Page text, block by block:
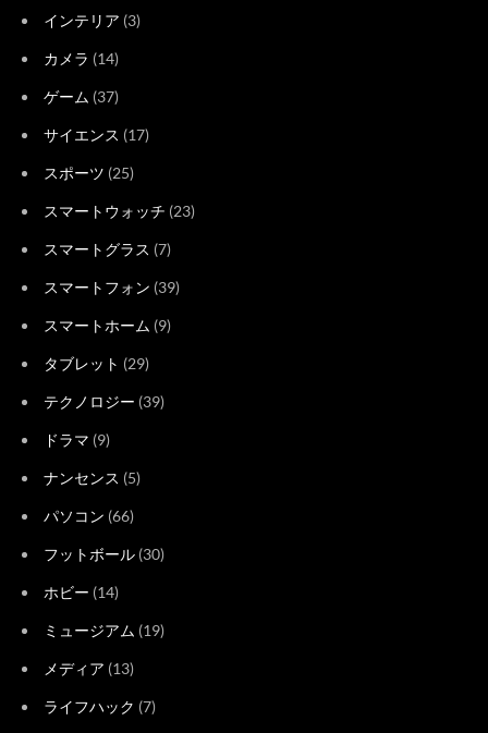
インテリア (3)
カメラ (14)
ゲーム (37)
サイエンス (17)
スポーツ (25)
スマートウォッチ (23)
スマートグラス (7)
スマートフォン (39)
スマートホーム (9)
タブレット (29)
テクノロジー (39)
ドラマ (9)
ナンセンス (5)
パソコン (66)
フットボール (30)
ホビー (14)
ミュージアム (19)
メディア (13)
ライフハック (7)